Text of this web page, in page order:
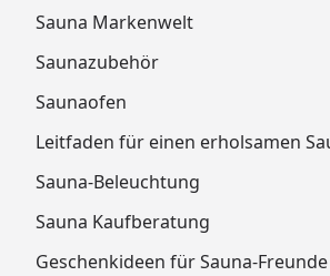
Sauna Markenwelt
Saunazubehör
Saunaofen
Leitfaden für einen erholsamen
Sauna-Beleuchtung
Sauna Kaufberatung
Geschenkideen für Sauna-Freunde